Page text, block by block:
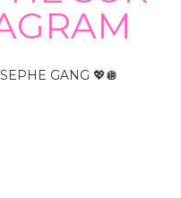
GANG 💖🪩